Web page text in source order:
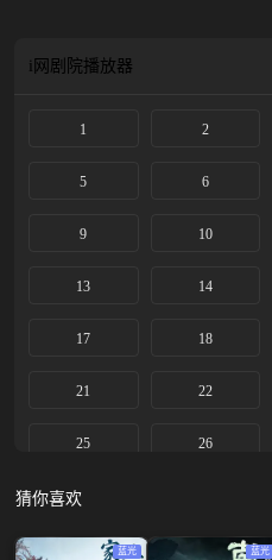
i网剧院播放器
1 2
5 6
9 10
13 14
17 18
21 22
25 26
29
猜你喜欢
蓝光 蓝光